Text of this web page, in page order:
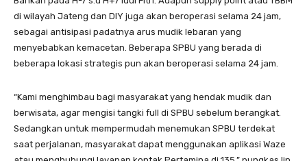
di wilayah Jateng dan DIY juga akan beroperasi selama 24 jam,
sebagai antisipasi padatnya arus mudik lebaran yang
menyebabkan kemacetan. Beberapa SPBU yang berada di
beberapa lokasi strategis pun akan beroperasi selama 24 jam.
“Kami menghimbau bagi masyarakat yang hendak mudik dan
berwisata, agar mengisi tangki full di SPBU sebelum berangkat.
Sedangkan untuk mempermudah menemukan SPBU terdekat
saat perjalanan, masyarakat dapat menggunakan aplikasi Waze